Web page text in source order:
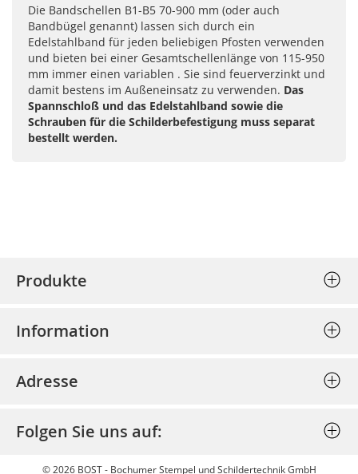
Die Bandschellen B1-B5 70-900 mm (oder auch
Bandbügel genannt) lassen sich durch ein
Edelstahlband für jeden beliebigen Pfosten verwenden
und bieten bei einer Gesamtschellenlänge von 115-950
mm immer einen variablen . Sie sind feuerverzinkt und
damit bestens im Außeneinsatz zu verwenden. Das
Spannschloß und das Edelstahlband sowie die
Schrauben für die Schilderbefestigung muss separat
bestellt werden.
Produkte
Textplatten einzeln
Prägepressen
Discount
Information
Datenschutz
Bestellung stornieren
Widerrufsbelehrung
Adresse
Schildertechnik GmbH
Am Josephsschacht 39
Folgen Sie uns auf:
© 2026 BOST - Bochumer Stempel und Schildertechnik GmbH